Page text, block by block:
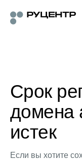
Срок
домена
истек
Если вы хотите